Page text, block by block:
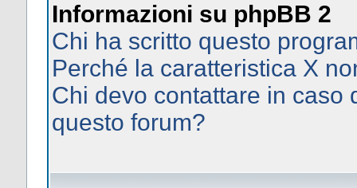
Informazioni su phpBB 2
Chi ha scritto questo
Perché la caratteristica X
Chi devo contattare in caso
questo forum?